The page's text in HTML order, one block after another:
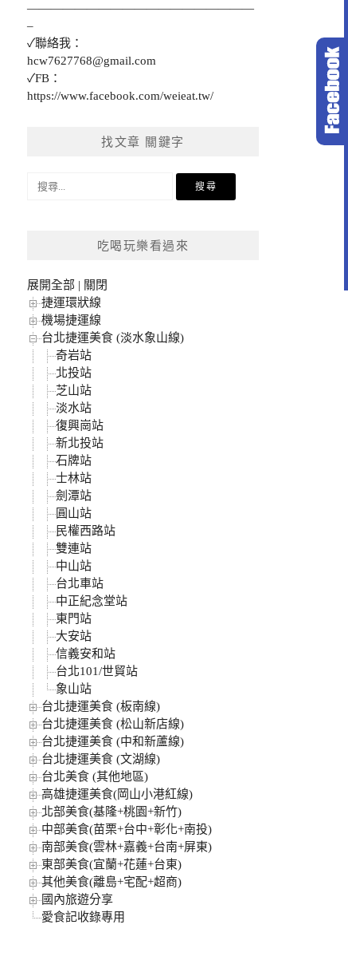
———————————————————
–
✓聯絡我：
hcw7627768@gmail.com
✓FB：
https://www.facebook.com/weieat.tw/
找文章 關鍵字
搜
吃喝玩樂看過來
展開全部 | 關閉
捷運環狀線
機場捷運線
台北捷運美食 (淡水象山線)
奇岩站
北投站
芝山站
淡水站
復興崗站
新北投站
石牌站
士林站
劍潭站
圓山站
民權西路站
雙連站
中山站
台北車站
中正紀念堂站
東門站
大安站
信義安和站
台北101/世貿站
象山站
台北捷運美食 (板南線)
台北捷運美食 (松山新店線)
台北捷運美食 (中和新蘆線)
台北捷運美食 (文湖線)
台北美食 (其他地區)
高雄捷運美食(岡山小港紅線)
北部美食(基隆+桃園+新竹)
中部美食(苗栗+台中+彰化+南投)
南部美食(雲林+嘉義+台南+屏東)
東部美食(宜蘭+花蓮+台東)
其他美食(離島+宅配+超商)
國內旅遊分享
愛食記收錄專用